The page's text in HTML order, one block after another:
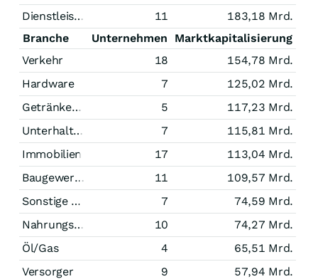
Dienstleistungen
11
183,18 Mrd.
Branche
Unternehmen
Marktkapitalisierung
Verkehr
18
154,78 Mrd.
Hardware
7
125,02 Mrd.
Getränke/Tabak
5
117,23 Mrd.
Unterhaltung
7
115,81 Mrd.
Immobilien
17
113,04 Mrd.
Baugewerbe
11
109,57 Mrd.
Sonstige Technologie
7
74,59 Mrd.
Nahrungsmittel
10
74,27 Mrd.
Öl/Gas
4
65,51 Mrd.
Versorger
9
57,94 Mrd.